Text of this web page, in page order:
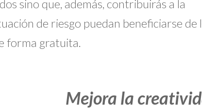
sino que, además, contribuirás a la
de riesgo puedan beneficiarse de
forma gratuita.
Mejora la